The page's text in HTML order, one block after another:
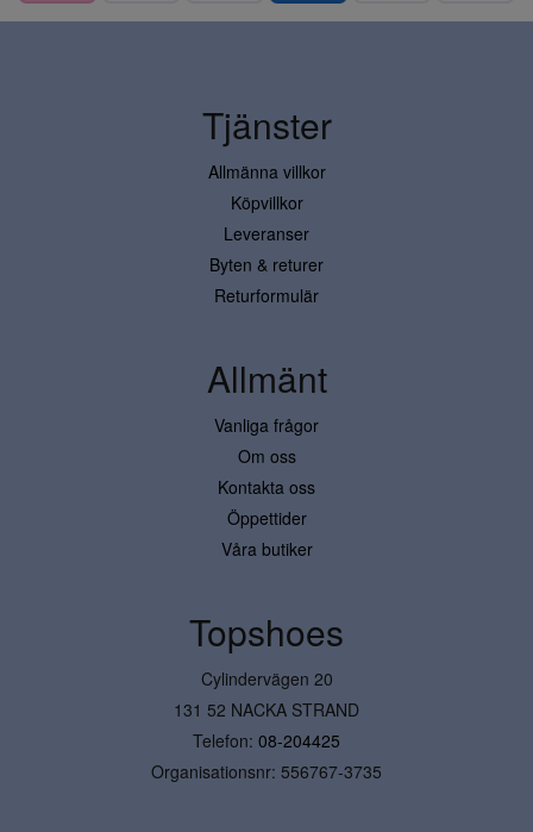
Tjänster
Allmänna villkor
Köpvillkor
Leveranser
Byten & returer
Returformulär
Allmänt
Vanliga frågor
Om oss
Kontakta oss
Öppettider
Våra butiker
Topshoes
Cylindervägen 20
131 52 NACKA STRAND
Telefon: 08-204425
Organisationsnr: 556767-3735